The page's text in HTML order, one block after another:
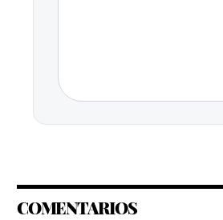
COMENTARIOS